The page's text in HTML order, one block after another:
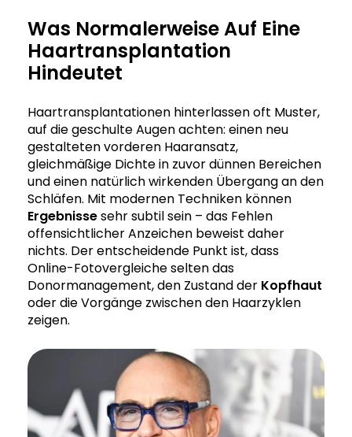
Was Normalerweise Auf Eine
Haartransplantation
Hindeutet
Haartransplantationen hinterlassen oft Muster,
auf die geschulte Augen achten: einen neu
gestalteten vorderen Haaransatz,
gleichmäßige Dichte in zuvor dünnen Bereichen
und einen natürlich wirkenden Übergang an den
Schläfen. Mit modernen Techniken können
Ergebnissesehr subtil sein – das Fehlen
offensichtlicher Anzeichen beweist daher
nichts. Der entscheidende Punkt ist, dass
Online-Fotovergleiche selten das
Donormanagement, den Zustand der Kopfhaut
oder die Vorgänge zwischen den Haarzyklen
zeigen.